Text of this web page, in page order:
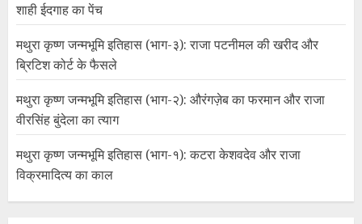
शाही ईदगाह का पेंच
मथुरा कृष्ण जन्मभूमि इतिहास (भाग-३): राजा पटनीमल की खरीद और
ब्रिटिश कोर्ट के फैसले
मथुरा कृष्ण जन्मभूमि इतिहास (भाग-२): औरंगज़ेब का फरमान और राजा
वीरसिंह बुंदेला का त्याग
मथुरा कृष्ण जन्मभूमि इतिहास (भाग-१): कटरा केशवदेव और राजा
विक्रमादित्य का काल